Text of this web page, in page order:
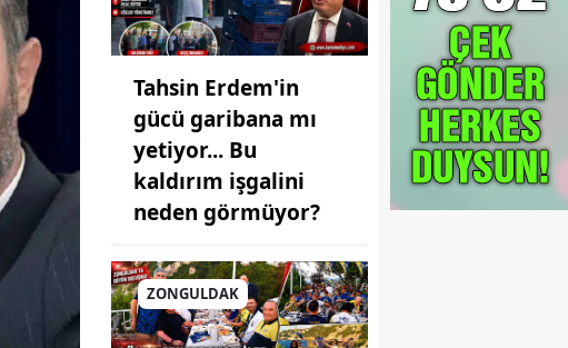
Tahsin Erdem'in
gücü garibana mı
yetiyor... Bu
kaldırım işgalini
neden görmüyor?
ZONGULDAK